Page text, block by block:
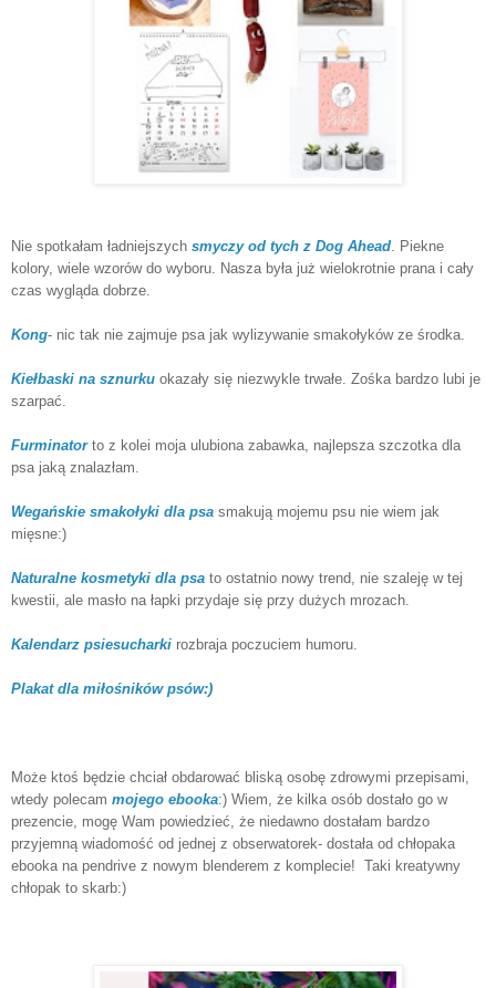
Nie spotkałam ładniejszych smyczy od tych z Dog Ahead . Piekne
kolory, wiele wzorów do wyboru. Nasza była już wielokrotnie prana i cały
czas wygląda dobrze.
Kong- nic tak nie zajmuje psa jak wylizywanie smakołyków ze środka.
Kiełbaski na sznurku okazały się niezwykle trwałe. Zośka bardzo lubi je
szarpać.
Furminatorto z kolei moja ulubiona zabawka, najlepsza szczotka dla
psa jaką znalazłam.
Wegańskie smakołyki dla psa smakują mojemu psu nie wiem jak
mięsne:)
Naturalne kosmetyki dla psa to ostatnio nowy trend, nie szaleję w tej
kwestii, ale masło na łapki przydaje się przy dużych mrozach.
Kalendarz psiesucharki rozbraja poczuciem humoru.
Plakat dla miłośników psów:)
Może ktoś będzie chciał obdarować bliską osobę zdrowymi przepisami,
wtedy polecam mojego ebooka:) Wiem, że kilka osób dostało go w
prezencie, mogę Wam powiedzieć, że niedawno dostałam bardzo
przyjemną wiadomość od jednej z obserwatorek- dostała od chłopaka
ebooka na pendrive z nowym blenderem z komplecie! Taki kreatywny
chłopak to skarb:)